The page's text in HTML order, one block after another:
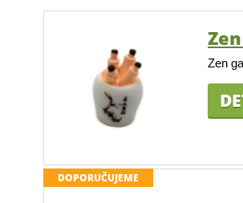
Zen
DOPORUČUJEME